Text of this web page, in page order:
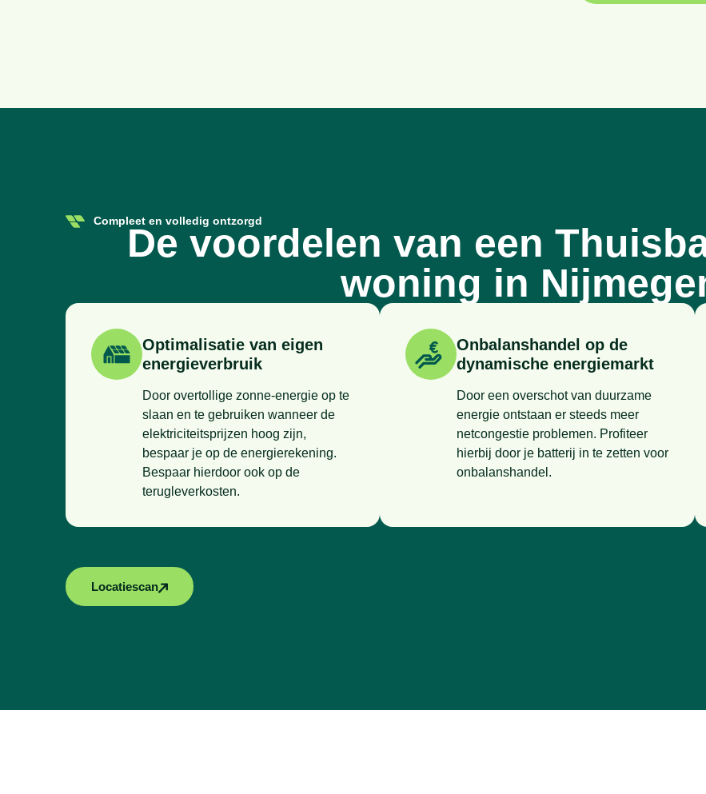
Compleet en volledig ontzorgd
De voordelen van een
woning in
Optimalisatie van eigen
energieverbruik
Door overtollige zonne-energie op te
slaan en te gebruiken wanneer de
elektriciteitsprijzen hoog zijn,
bespaar je op de energierekening.
Bespaar hierdoor ook op de
terugleverkosten.
Onbalanshandel op de
dynamische energiemarkt
Door een overschot van duurzame
energie ontstaan er steeds meer
netcongestie problemen. Profiteer
hierbij door je batterij in te zetten voor
onbalanshandel.
Locatiescan